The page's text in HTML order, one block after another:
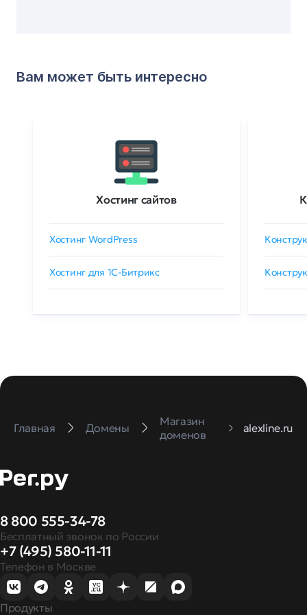
Вам может быть интересно
Хостинг сайтов
Хостинг WordPress
Хостинг для 1C-Битрикс
Главная Домены
Магазин
доменов
alexline.ru
8 800 555-34-78
Бесплатный звонок по России
+7 (495) 580-11-11
Телефон в Москве
Продукты